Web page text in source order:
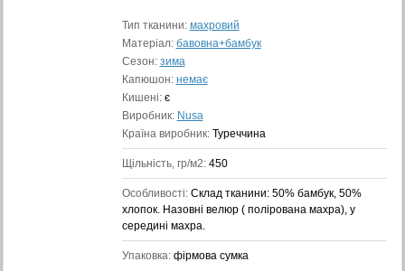
Тип тканини: махровий
Матеріал: бавовна+бамбук
Сезон: зима
Капюшон: немає
Кишені: є
Виробник: Nusa
Країна виробник: Туреччина
Щільність, гр/м2: 450
Особливості: Cклад тканини: 50% бамбук, 50%
хлопок. Назовні велюр ( полірована махра), у
середині махра.
Упаковка: фірмова сумка